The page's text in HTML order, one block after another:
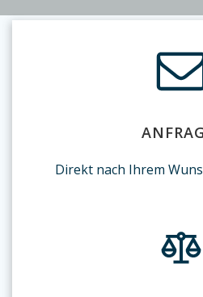
Direkt nach Ihrem